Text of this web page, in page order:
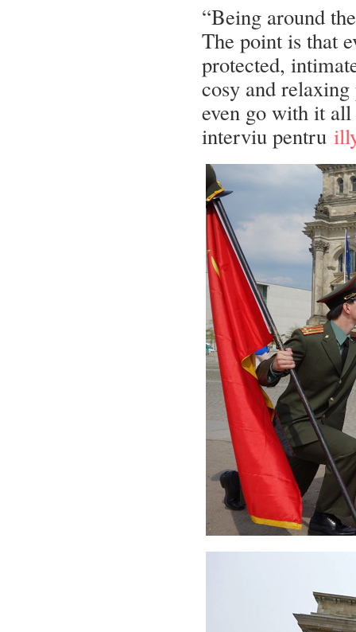
“Being around
The point is that
protected,
cosy and
even go with it
interviu pentru